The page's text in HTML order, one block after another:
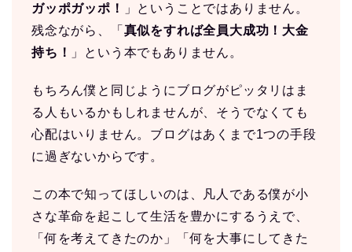
ガッポガッポ！
」ということではありません。
残念ながら、「 真似をすれば全員大成功！大金
持ち！
」という本でもありません。
もちろん僕と同じようにブログがピッタリはま
る人もいるかもしれませんが、そうでなくても
心配はいりません。ブログはあくまで1つの手段
に過ぎないからです。
この本で知ってほしいのは、凡人である僕が小
さな革命を起こして生活を豊かにするうえで、
「何を考えてきたのか」「何を大事にしてきた